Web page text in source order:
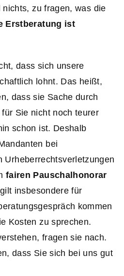
zu fragen, was die
Erstberatung ist
dass sich unsere
lohnt. Das heißt,
dass sie Sache durch
Sie nicht noch teurer
schon ist. Deshalb
bei
Urheberrechtsverletzungen
fairen Pauschalhonorar
insbesondere für
kommen
Kosten zu sprechen.
fragen sie nach.
dass Sie sich bei uns gut